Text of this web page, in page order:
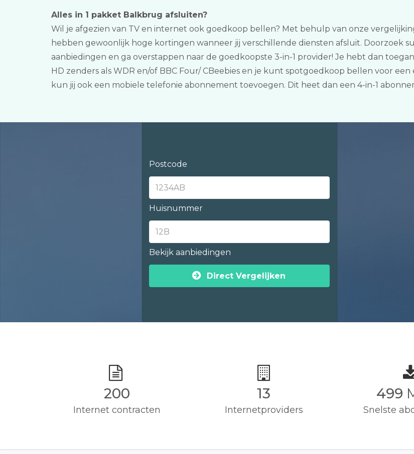
Alles in 1 pakket Balkbrug afsluiten?
Wil je afgezien van TV en internet ook goedkoop bellen? Met behulp van onze
hebben gewoonlijk hoge kortingen wanneer jij verschillende diensten afsluit. Doorzoek
aanbiedingen en ga overstappen naar de goedkoopste 3-in-1 provider! Je hebt dan
HD zenders als WDR en/of BBC Four/ CBeebies en je kunt spotgoedkoop bellen voor
kun jij ook een mobiele telefonie abonnement toevoegen. Dit heet dan een 4-in-1
Postcode
Huisnummer
Bekijk aanbiedingen
Direct Vergelijken
200
Internet contracten
13
Internetproviders
500
Snelste